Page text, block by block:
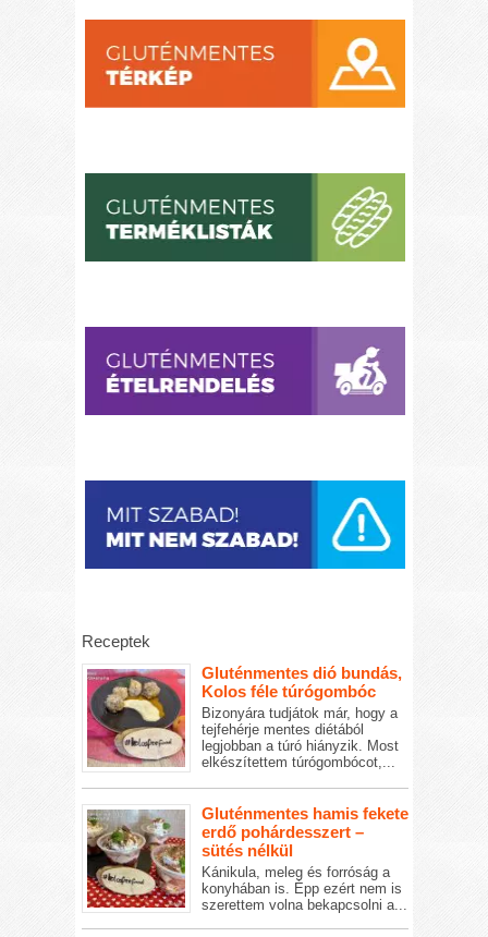
Receptek
Gluténmentes dió bundás,
Kolos féle túrógombóc
Bizonyára tudjátok már, hogy a
tejfehérje mentes diétából
legjobban a túró hiányzik. Most
elkészítettem túrógombócot,...
Gluténmentes hamis fekete
erdő pohárdesszert –
sütés nélkül
Kánikula, meleg és forróság a
konyhában is. Épp ezért nem is
szerettem volna bekapcsolni a...